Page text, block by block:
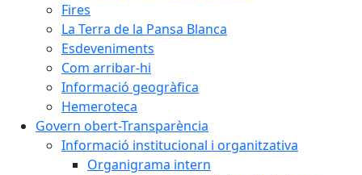
Fires
La Terra de la Pansa Blanca
Esdeveniments
Com arribar-hi
Informació geogràfica
Hemeroteca
Govern obert-Transparència
Informació institucional i organitzativa
Organigrama intern